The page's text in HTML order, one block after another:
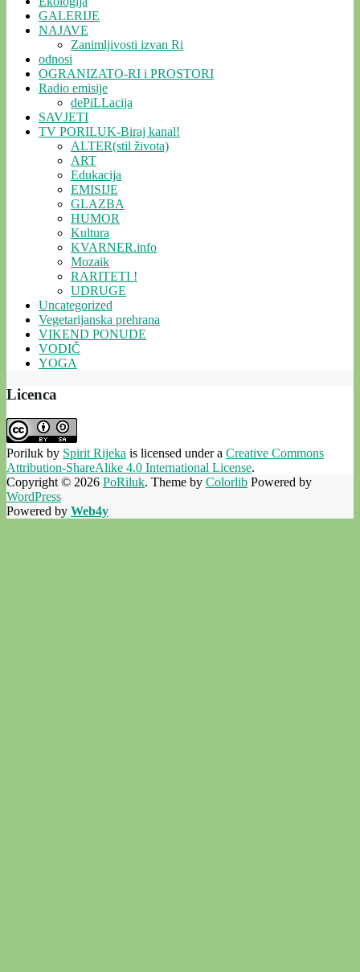
GALERIJE
NAJAVE
Zanimljivosti izvan Ri
odnosi
OGRANIZATO-RI i PROSTORI
Radio emisije
dePiLLacija
SAVJETI
TV PORILUK-Biraj kanal!
ALTER(stil života)
ART
Edukacija
EMISIJE
GLAZBA
HUMOR
Kultura
KVARNER.info
Mozaik
RARITETI !
UDRUGE
Uncategorized
Vegetarijanska prehrana
VIKEND PONUDE
VODIČ
YOGA
Licenca
Poriluk by Spirit Rijeka is licensed under a Creative Commons
Attribution-ShareAlike 4.0 International License.
Copyright © 2026 PoRiluk. Theme by Colorlib Powered by
WordPress
Powered by Web4y